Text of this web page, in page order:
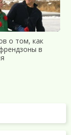
о том, как
в